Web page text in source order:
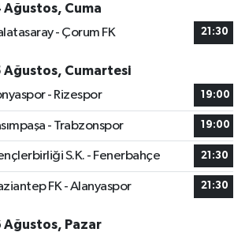
Ağustos, Cuma
- Çorum FK
21:30
Ağustos, Cumartesi
- Rizespor
19:00
- Trabzonspor 19:00
S.K. - Fenerbahçe 21:30
FK - Alanyaspor 21:30
Ağustos, Pazar